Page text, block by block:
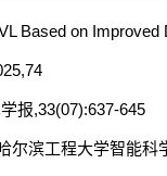
Based on Improved
报,33(07):637-645
滨工程大学智能科